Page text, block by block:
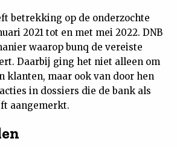
betrekking op de onderzochte
2021 tot en met mei 2022. DNB
waarop bunq de vereiste
Daarbij ging het niet alleen om
klanten, maar ook van door hen
in dossiers die de bank als
aangemerkt.